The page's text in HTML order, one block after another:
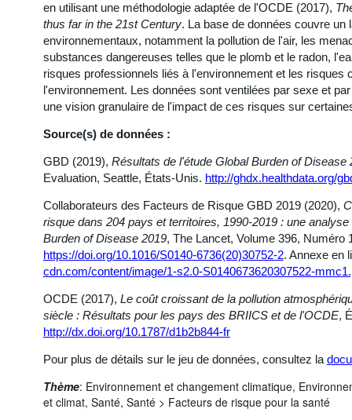
en utilisant une méthodologie adaptée de l'OCDE (2017),
thus far in the 21st Century. La base de données couvre un
environnementaux, notamment la pollution de l'air, les
substances dangereuses telles que le plomb et le radon,
risques professionnels liés à l'environnement et les risques
l'environnement. Les données sont ventilées par sexe et
une vision granulaire de l'impact de ces risques sur
Source(s) de données :
GBD (2019), Résultats de l'étude Global Burden of Disease
Evaluation, Seattle, États-Unis. http://ghdx.healthdata.org/
Collaborateurs des Facteurs de Risque GBD 2019 (2020),
risque dans 204 pays et territoires, 1990-2019 : une
Burden of Disease 2019, The Lancet, Volume 396, Numéro
https://doi.org/10.1016/S0140-6736(20)30752-2. Annexe en
cdn.com/content/image/1-s2.0-S0140673620307522-
OCDE (2017), Le coût croissant de la pollution
siècle : Résultats pour les pays des BRIICS et de l'OCDE,
http://dx.doi.org/10.1787/d1b2b844-fr
Pour plus de détails sur le jeu de données, consultez la
Thème: Environnement et changement climatique,
et climat, Santé, Santé > Facteurs de risque pour la santé